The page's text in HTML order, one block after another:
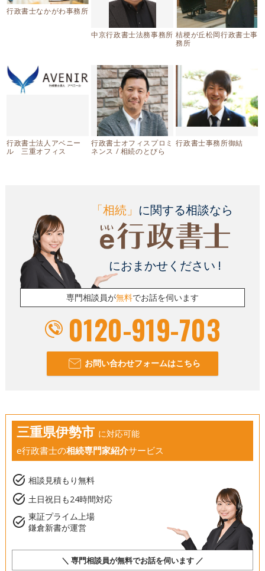
行政書士なかがわ事務所
中京行政書士法務事務所 桔梗が丘松岡行政書士事
務所
行政書士法人アベニー
ル 三重オフィス
行政書士オフィスプロミ
ネンス / 相続のとびら
行政書士事務所御結
「相続」 に関する相談なら
におまかせください !
専門相談員が無料でお話を伺います
0120-919-703
お問い合わせフォームはこちら
三重県伊勢市 に対応可能
e行政書士の相続専門家紹介サービス
task_alt 相談見積もり無料
task_alt 土日祝日も24時間対応
task_alt 東証プライム上場
鎌倉新書が運営
＼ 専門相談員が無料でお話を伺います ／